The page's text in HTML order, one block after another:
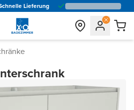
Lieferung